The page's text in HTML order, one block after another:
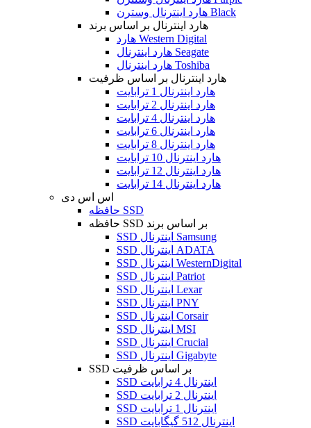
هارد اینترنال وسترن Black
هارد اینترنال بر اساس برند
هارد Western Digital
هارد اینترنال Seagate
هارد اینترنال Toshiba
هارد اینترنال بر اساس ظرفیت
هارد اینترنال 1 ترابایت
هارد اینترنال 2 ترابایت
هارد اینترنال 4 ترابایت
هارد اینترنال 6 ترابایت
هارد اینترنال 8 ترابایت
هارد اینترنال 10 ترابایت
هارد اینترنال 12 ترابایت
هارد اینترنال 14 ترابایت
اس اس دی
حافظه SSD
حافظه SSD بر اساس برند
SSD اینترنال Samsung
SSD اینترنال ADATA
SSD اینترنال WesternDigital
SSD اینترنال Patriot
SSD اینترنال Lexar
SSD اینترنال PNY
SSD اینترنال Corsair
SSD اینترنال MSI
SSD اینترنال Crucial
SSD اینترنال Gigabyte
SSD بر اساس ظرفیت
SSD اینترنال 4 ترابایت
SSD اینترنال 2 ترابایت
SSD اینترنال 1 ترابایت
SSD اینترنال 512 گیگابایت